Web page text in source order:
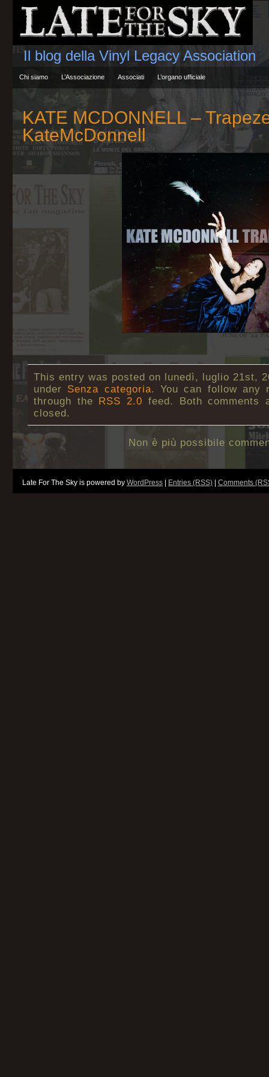
Il blog della Vinyl Legacy Association
Chi siamo L’Associazione Associati L’organo ufficiale
KATE MCDONNELL –
KateMcDonnell
This entry was posted on lunedì, luglio 21st,
under Senza categoria. You can follow any
through the RSS 2.0 feed. Both comments
closed.
Non è più possibile
Late For The Sky is powered by WordPress Entries (RSS) Comments